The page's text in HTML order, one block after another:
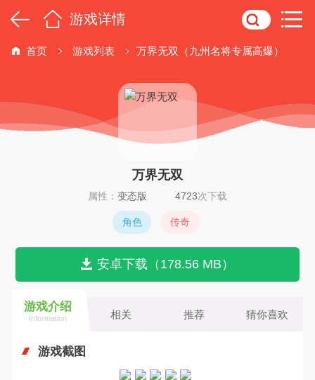
游戏详情
首页 游戏列表 万界无双（九州名将专属高爆）
万界无双
属性： 变态版 4723次下载
角色 传奇
安卓下载（178.56 MB）
游戏介绍
Information 相关 推荐 猜你喜欢
游戏截图